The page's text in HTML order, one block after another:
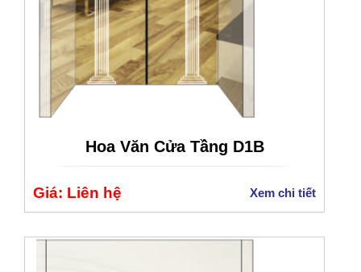
Hoa Văn Cửa Tầng D1B
Giá: Liên hệ Xem chi tiết